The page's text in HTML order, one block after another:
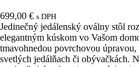
699,00 € s DPH
Jedinečný jedálenský oválny stôl
elegantným kúskom vo Vašom
tmavohnedou povrchovou
svetlých jedálňach či obývačkách.